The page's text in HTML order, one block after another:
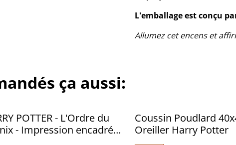
L'emballage est conçu
Allumez cet encens et
ça aussi:
POTTER - L'Ordre du
- Impression encadrée
Coussin Poudlard
Oreiller Harry Potter